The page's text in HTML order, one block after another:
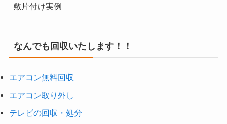
敷片付け実例
なんでも回収いたします！！
エアコン無料回収
エアコン取り外し
テレビの回収・処分